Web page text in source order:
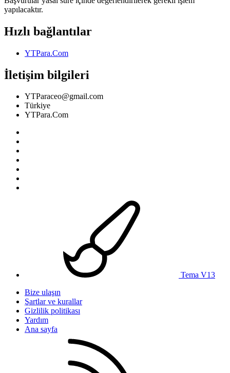
yapılacaktır.
Hızlı bağlantılar
YTPara.Com
İletişim bilgileri
YTParaceo@gmail.com
Türkiye
YTPara.Com
Tema V13
Bize ulaşın
Şartlar ve kurallar
Gizlilik politikası
Yardım
Ana sayfa